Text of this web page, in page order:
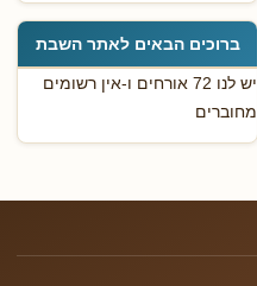
ברוכים הבאים לאתר השבת
יש לנו 72 אורחים ו-אין רשומים
מחוברים